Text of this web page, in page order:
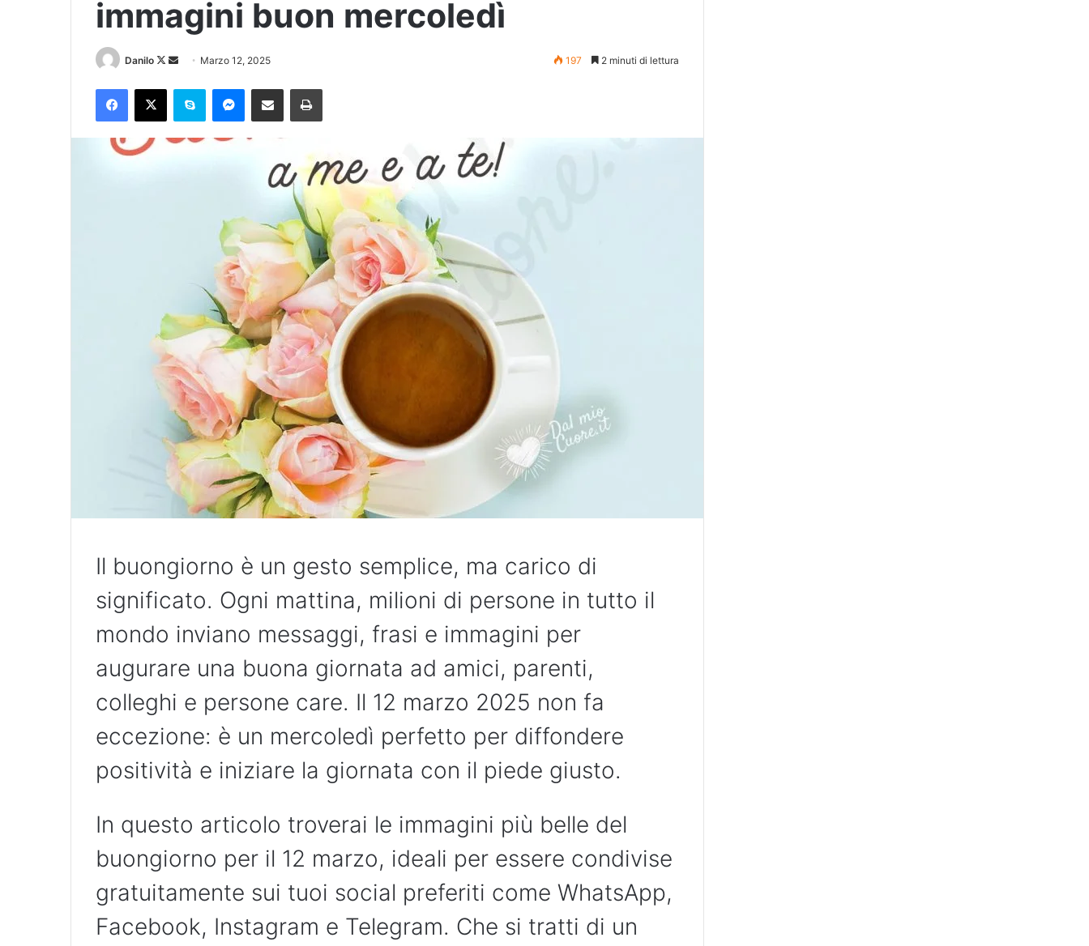
immagini buon mercoledì
Danilo Marzo 12, 2025 197 2 minuti di lettura
Il buongiorno è un gesto semplice, ma carico di
significato. Ogni mattina, milioni di persone in tutto il
mondo inviano messaggi, frasi e immagini per
augurare una buona giornata ad amici, parenti,
colleghi e persone care. Il 12 marzo 2025 non fa
eccezione: è un mercoledì perfetto per diffondere
positività e iniziare la giornata con il piede giusto.
In questo articolo troverai le immagini più belle del
buongiorno per il 12 marzo, ideali per essere condivise
gratuitamente sui tuoi social preferiti come WhatsApp,
Facebook, Instagram e Telegram. Che si tratti di un